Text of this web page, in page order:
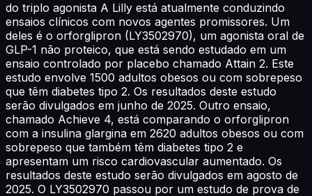
do triplo agonista A Lilly está atualmente conduzindo
ensaios clínicos com novos agentes promissores. Um
deles é o orforglipron (LY3502970), um agonista oral de
GLP-1 não proteico, que está sendo estudado em um
ensaio controlado por placebo chamado Attain 2. Este
estudo envolve 1500 adultos obesos ou com sobrepeso
que têm diabetes tipo 2. Os resultados deste estudo
serão divulgados em junho de 2025. Outro ensaio,
chamado Achieve 4, está comparando o orforglipron
com a insulina glargina em 2620 adultos obesos ou com
sobrepeso que também têm diabetes tipo 2 e
apresentam um risco cardiovascular aumentado. Os
resultados deste estudo serão divulgados em agosto de
2025. O LY3502970 passou por um estudo de prova de